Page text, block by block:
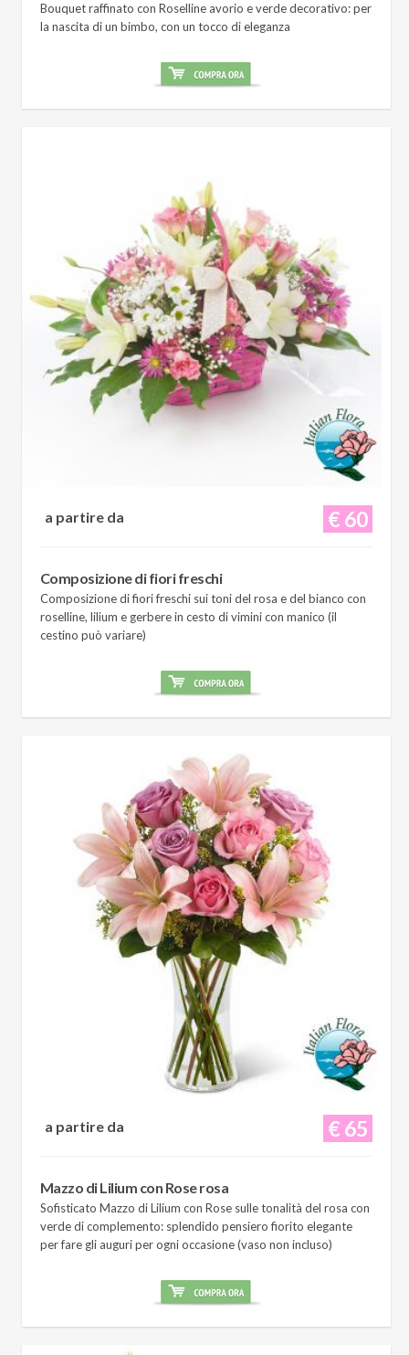
Bouquet raffinato con Roselline avorio e verde decorativo: per
la nascita di un bimbo, con un tocco di eleganza
€ 60
a partire da
Composizione di fiori freschi
Composizione di fiori freschi sui toni del rosa e del bianco con
roselline, lilium e gerbere in cesto di vimini con manico (il
cestino può variare)
€ 65
a partire da
Mazzo di Lilium con Rose rosa
Sofisticato Mazzo di Lilium con Rose sulle tonalità del rosa con
verde di complemento: splendido pensiero fiorito elegante
per fare gli auguri per ogni occasione (vaso non incluso)